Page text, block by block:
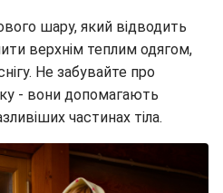
шару, який відводить
верхнім теплим одягом,
Не забувайте про
- вони допомагають
частинах тіла.